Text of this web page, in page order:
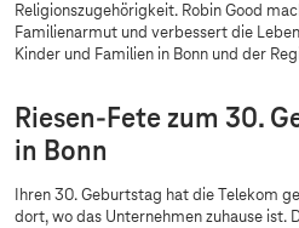
Religionszugehörigkeit. Robin Good
Familienarmut und verbessert die
Kinder und Familien in Bonn und der
Riesen-Fete zum 30.
in Bonn
Ihren 30. Geburtstag hat die Telekom
dort, wo das Unternehmen zuhause ist.